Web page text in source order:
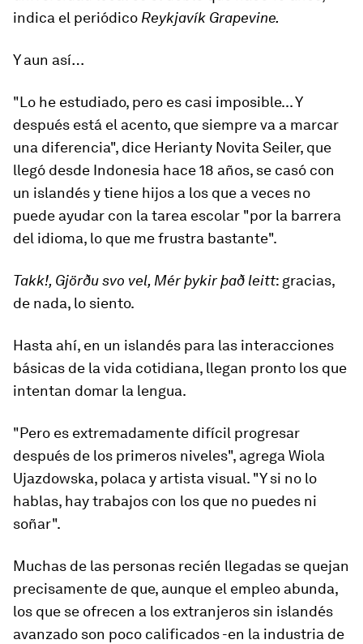
indica el periódico Reykjavík Grapevine.
Y aun así…
"Lo he estudiado, pero es casi imposible... Y
después está el acento, que siempre va a marcar
una diferencia", dice Herianty Novita Seiler, que
llegó desde Indonesia hace 18 años, se casó con
un islandés y tiene hijos a los que a veces no
puede ayudar con la tarea escolar "por la barrera
del idioma, lo que me frustra bastante".
Takk!, Gjörðu svo vel, Mér þykir það leitt: gracias,
de nada, lo siento.
Hasta ahí, en un islandés para las interacciones
básicas de la vida cotidiana, llegan pronto los que
intentan domar la lengua.
"Pero es extremadamente difícil progresar
después de los primeros niveles", agrega Wiola
Ujazdowska, polaca y artista visual. "Y si no lo
hablas, hay trabajos con los que no puedes ni
soñar".
Muchas de las personas recién llegadas se quejan
precisamente de que, aunque el empleo abunda,
los que se ofrecen a los extranjeros sin islandés
avanzado son poco calificados -en la industria de